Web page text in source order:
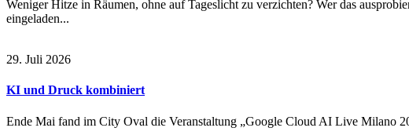
Weniger Hitze in Räumen, ohne auf Tageslicht zu verzichten? Wer das
eingeladen...
29. Juli 2026
KI und Druck kombiniert
Ende Mai fand im City Oval die Veranstaltung „Google Cloud AI Live Milano